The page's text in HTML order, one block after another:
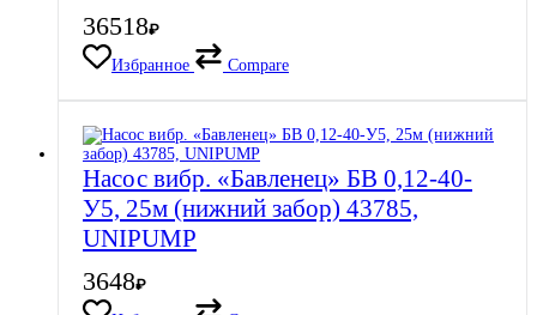
36518₽
Избранное
Compare
Насос вибр. «Бавленец» БВ 0,12-40-
У5, 25м (нижний забор) 43785,
UNIPUMP
3648₽